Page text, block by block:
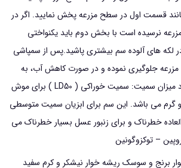
قسمت اول در سطح مزرعه پخش نمایید. اگر در
نرسیده است با بخش دوم باید یکنواختی
لکه های آلوده سم بیشتری پاشید.پس از سمپاشی
آب مزرعه جلوگیری نموده و در صورت کاهش آب، به
آرامی آب وارد مزرعه شود میزان سمیت: سمیت خوراکی ( LD50 ) برای موش
گرم بر کیلو گرم می باشد. این سم برای ابزیان سمیت متوسطی
خطرناک و برای زنبور عسل بسیار خطرناک می
– توکزوگونین
برنج و سوسک ریشه خوار نیشکر و کرم سفید